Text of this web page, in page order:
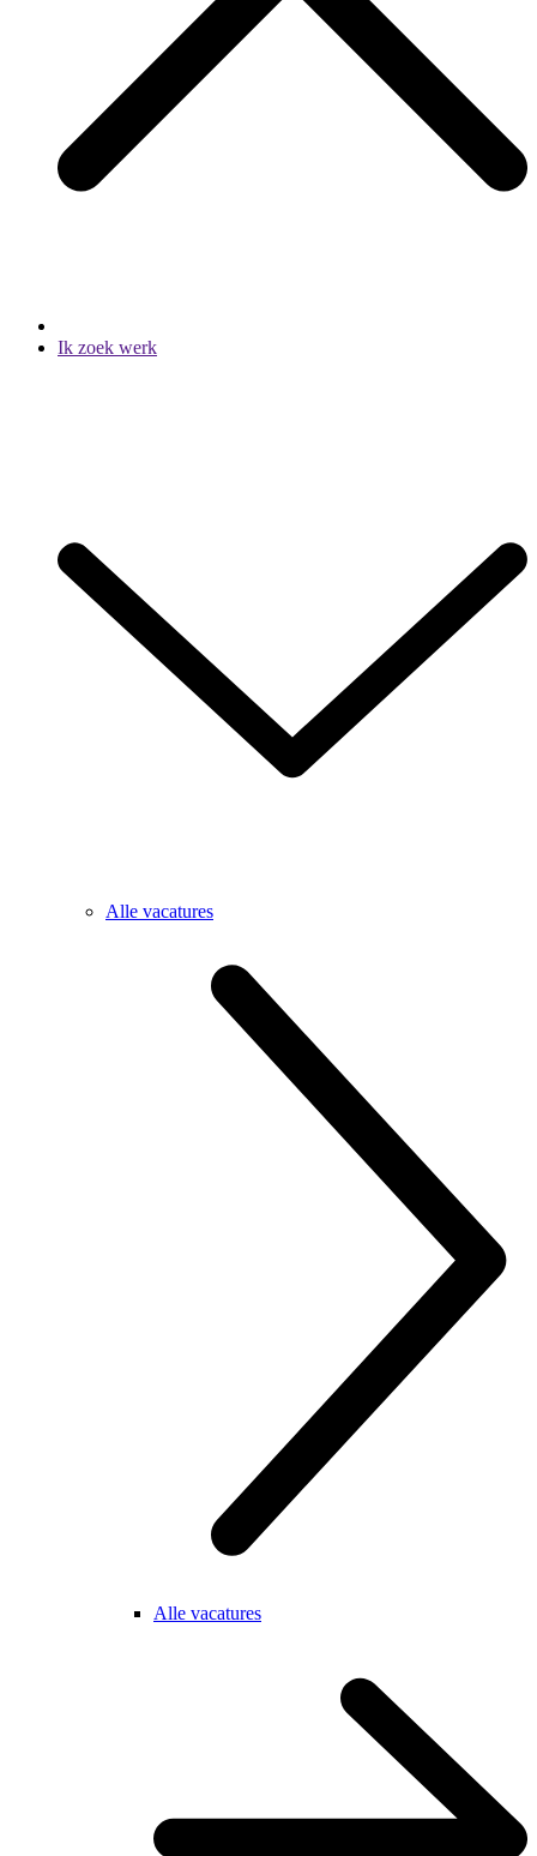
Ik zoek werk
Alle vacatures
Alle vacatures